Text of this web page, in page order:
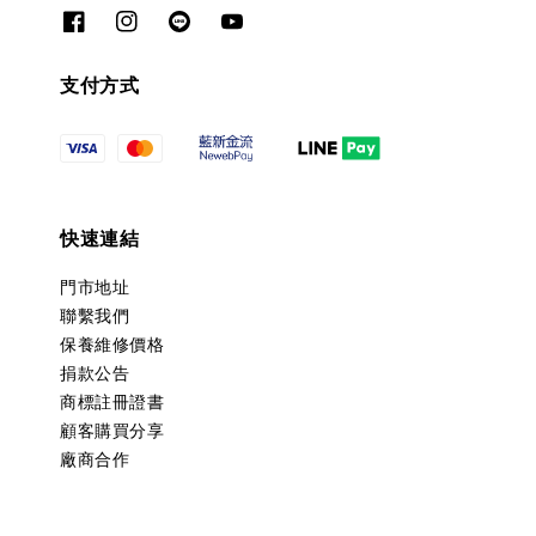
支付方式
快速連結
門市地址
聯繫我們
保養維修價格
捐款公告
商標註冊證書
顧客購買分享
廠商合作